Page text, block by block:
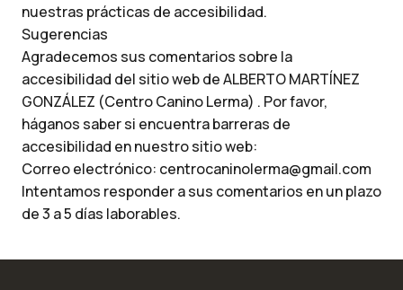
nuestras prácticas de accesibilidad.
Sugerencias
Agradecemos sus comentarios sobre la
accesibilidad del sitio web de ALBERTO MARTÍNEZ
GONZÁLEZ (Centro Canino Lerma) . Por favor,
háganos saber si encuentra barreras de
accesibilidad en nuestro sitio web:
Correo electrónico: centrocaninolerma@gmail.com
Intentamos responder a sus comentarios en un plazo
de 3 a 5 días laborables.